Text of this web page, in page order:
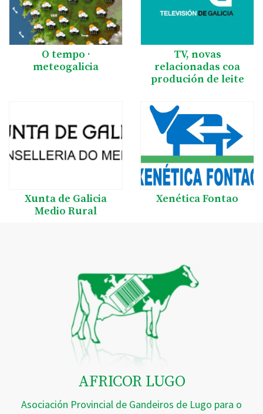
O tempo ·
meteogalicia
TV, novas
relacionadas coa
produción de leite
Xunta de Galicia
Medio Rural
Xenética Fontao
AFRICOR LUGO
Asociación Provincial de Gandeiros de Lugo para o